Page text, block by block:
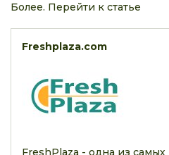
Более. Перейти к статье
Freshplaza.com
FreshPlaza - одна из